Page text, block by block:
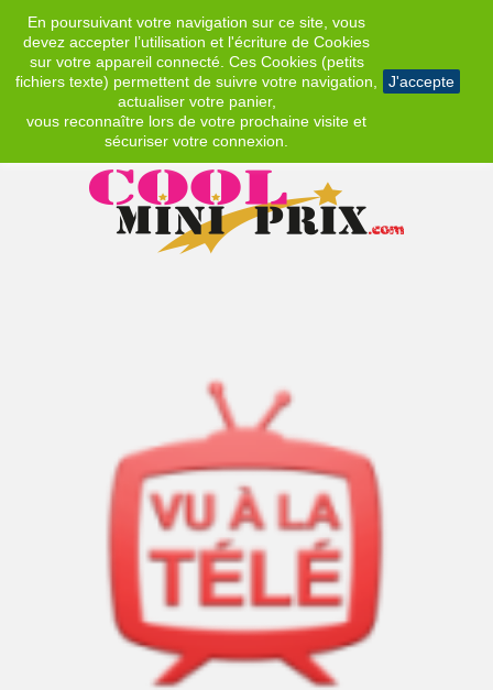
En poursuivant votre navigation sur ce site, vous
devez accepter l’utilisation et l'écriture de Cookies
sur votre appareil connecté. Ces Cookies (petits
fichiers texte) permettent de suivre votre navigation,
actualiser votre panier,
vous reconnaître lors de votre prochaine visite et
sécuriser votre connexion.
J'accepte
EUR